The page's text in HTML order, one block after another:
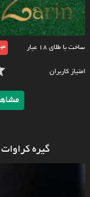
ساخت با طلای ۱۸ عیار
امتیاز کاربران
گیره